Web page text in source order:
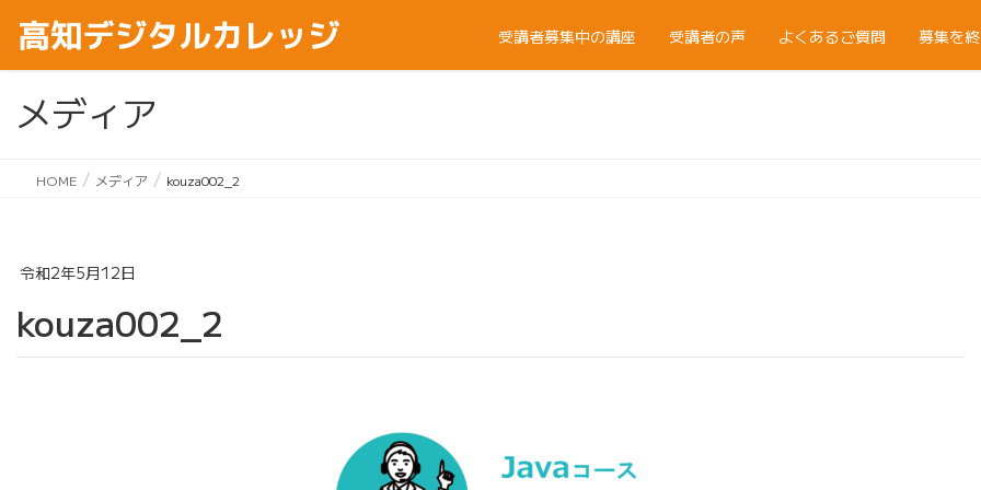
受講者募集中の講座 受講者の声 よくあるご質問 募集を
メディア
HOME メディア kouza002_2
令和2年5月12日
kouza002_2